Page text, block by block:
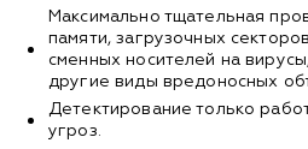
Максимально тщательная
памяти, загрузочных
сменных носителей на
другие виды вредоносных
Детектирование только
угроз.